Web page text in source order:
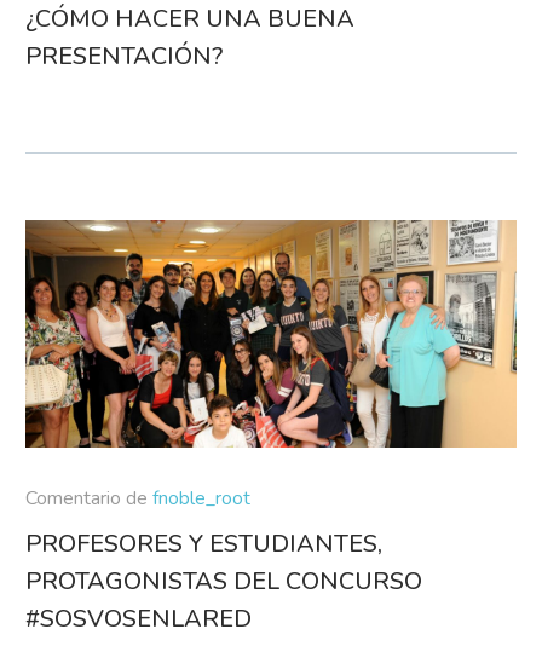
¿CÓMO HACER UNA BUENA
PRESENTACIÓN?
Comentario de fnoble_root
PROFESORES Y ESTUDIANTES,
PROTAGONISTAS DEL CONCURSO
#SOSVOSENLARED